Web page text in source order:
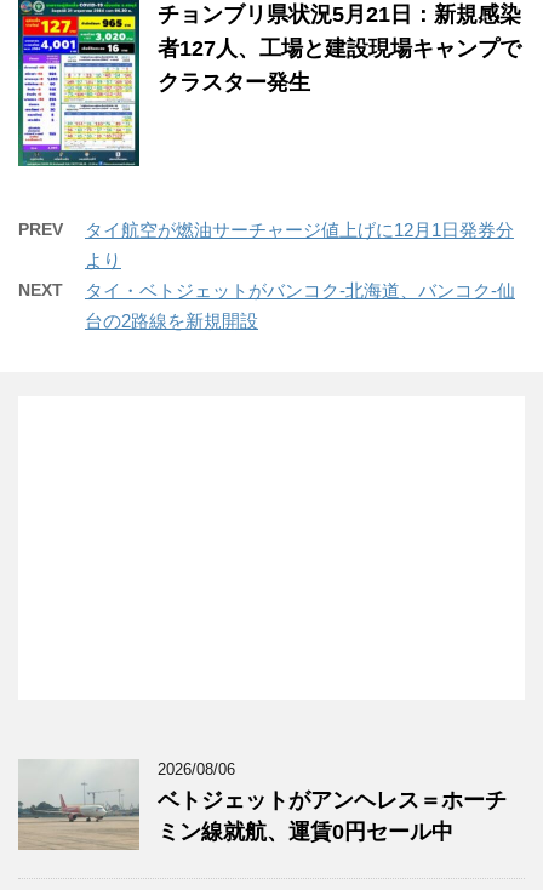
チョンブリ県状況5月21日：新規感染
者127人、工場と建設現場キャンプで
クラスター発生
PREV
タイ航空が燃油サーチャージ値上げに12月1日発券分
より
NEXT
タイ・ベトジェットがバンコク-北海道、バンコク-仙
台の2路線を新規開設
2026/08/06
ベトジェットがアンヘレス＝ホーチ
ミン線就航、運賃0円セール中